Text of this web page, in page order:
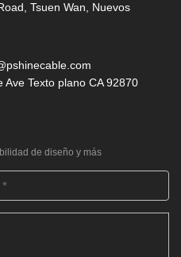
Tsuen Wan, Nuevos
Texto plano CA 92870
de diseño y más